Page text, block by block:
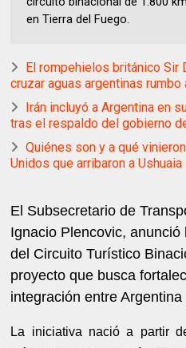
en Tierra del Fuego.
El rompehielos británico Sir
cruzar aguas argentinas rumbo
Irán incluyó a Argentina en
tras el respaldo del gobierno
Quiénes son y a qué
Unidos que arribaron a
El Subsecretario de
Ignacio Plencovic,
del Circuito Turístico
proyecto que busca
integración entre Argentina
La iniciativa nació a partir